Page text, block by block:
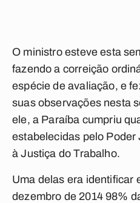
O ministro esteve esta
fazendo a correição
espécie de avaliação, e
suas observações nesta
ele, a Paraíba cumpriu
estabelecidas pelo
à Justiça do Trabalho.
Uma delas era identificar
dezembro de 2014 98%